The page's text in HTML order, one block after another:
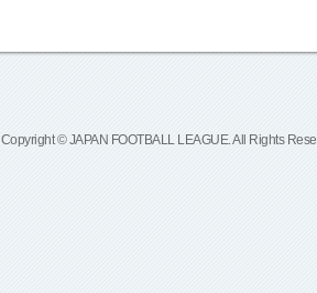
Copyright © JAPAN FOOTBALL LEAGUE. All Rights